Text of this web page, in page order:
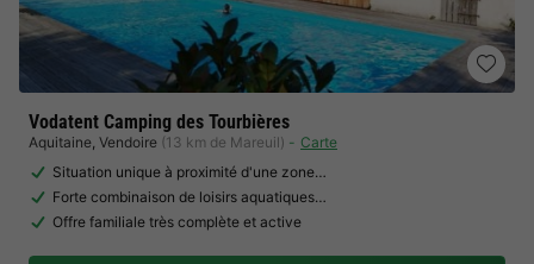
Vodatent Camping des Tourbières
Aquitaine, Vendoire (13 km de Mareuil)
Carte
Situation unique à proximité d'une zone…
Forte combinaison de loisirs aquatiques…
Offre familiale très complète et active